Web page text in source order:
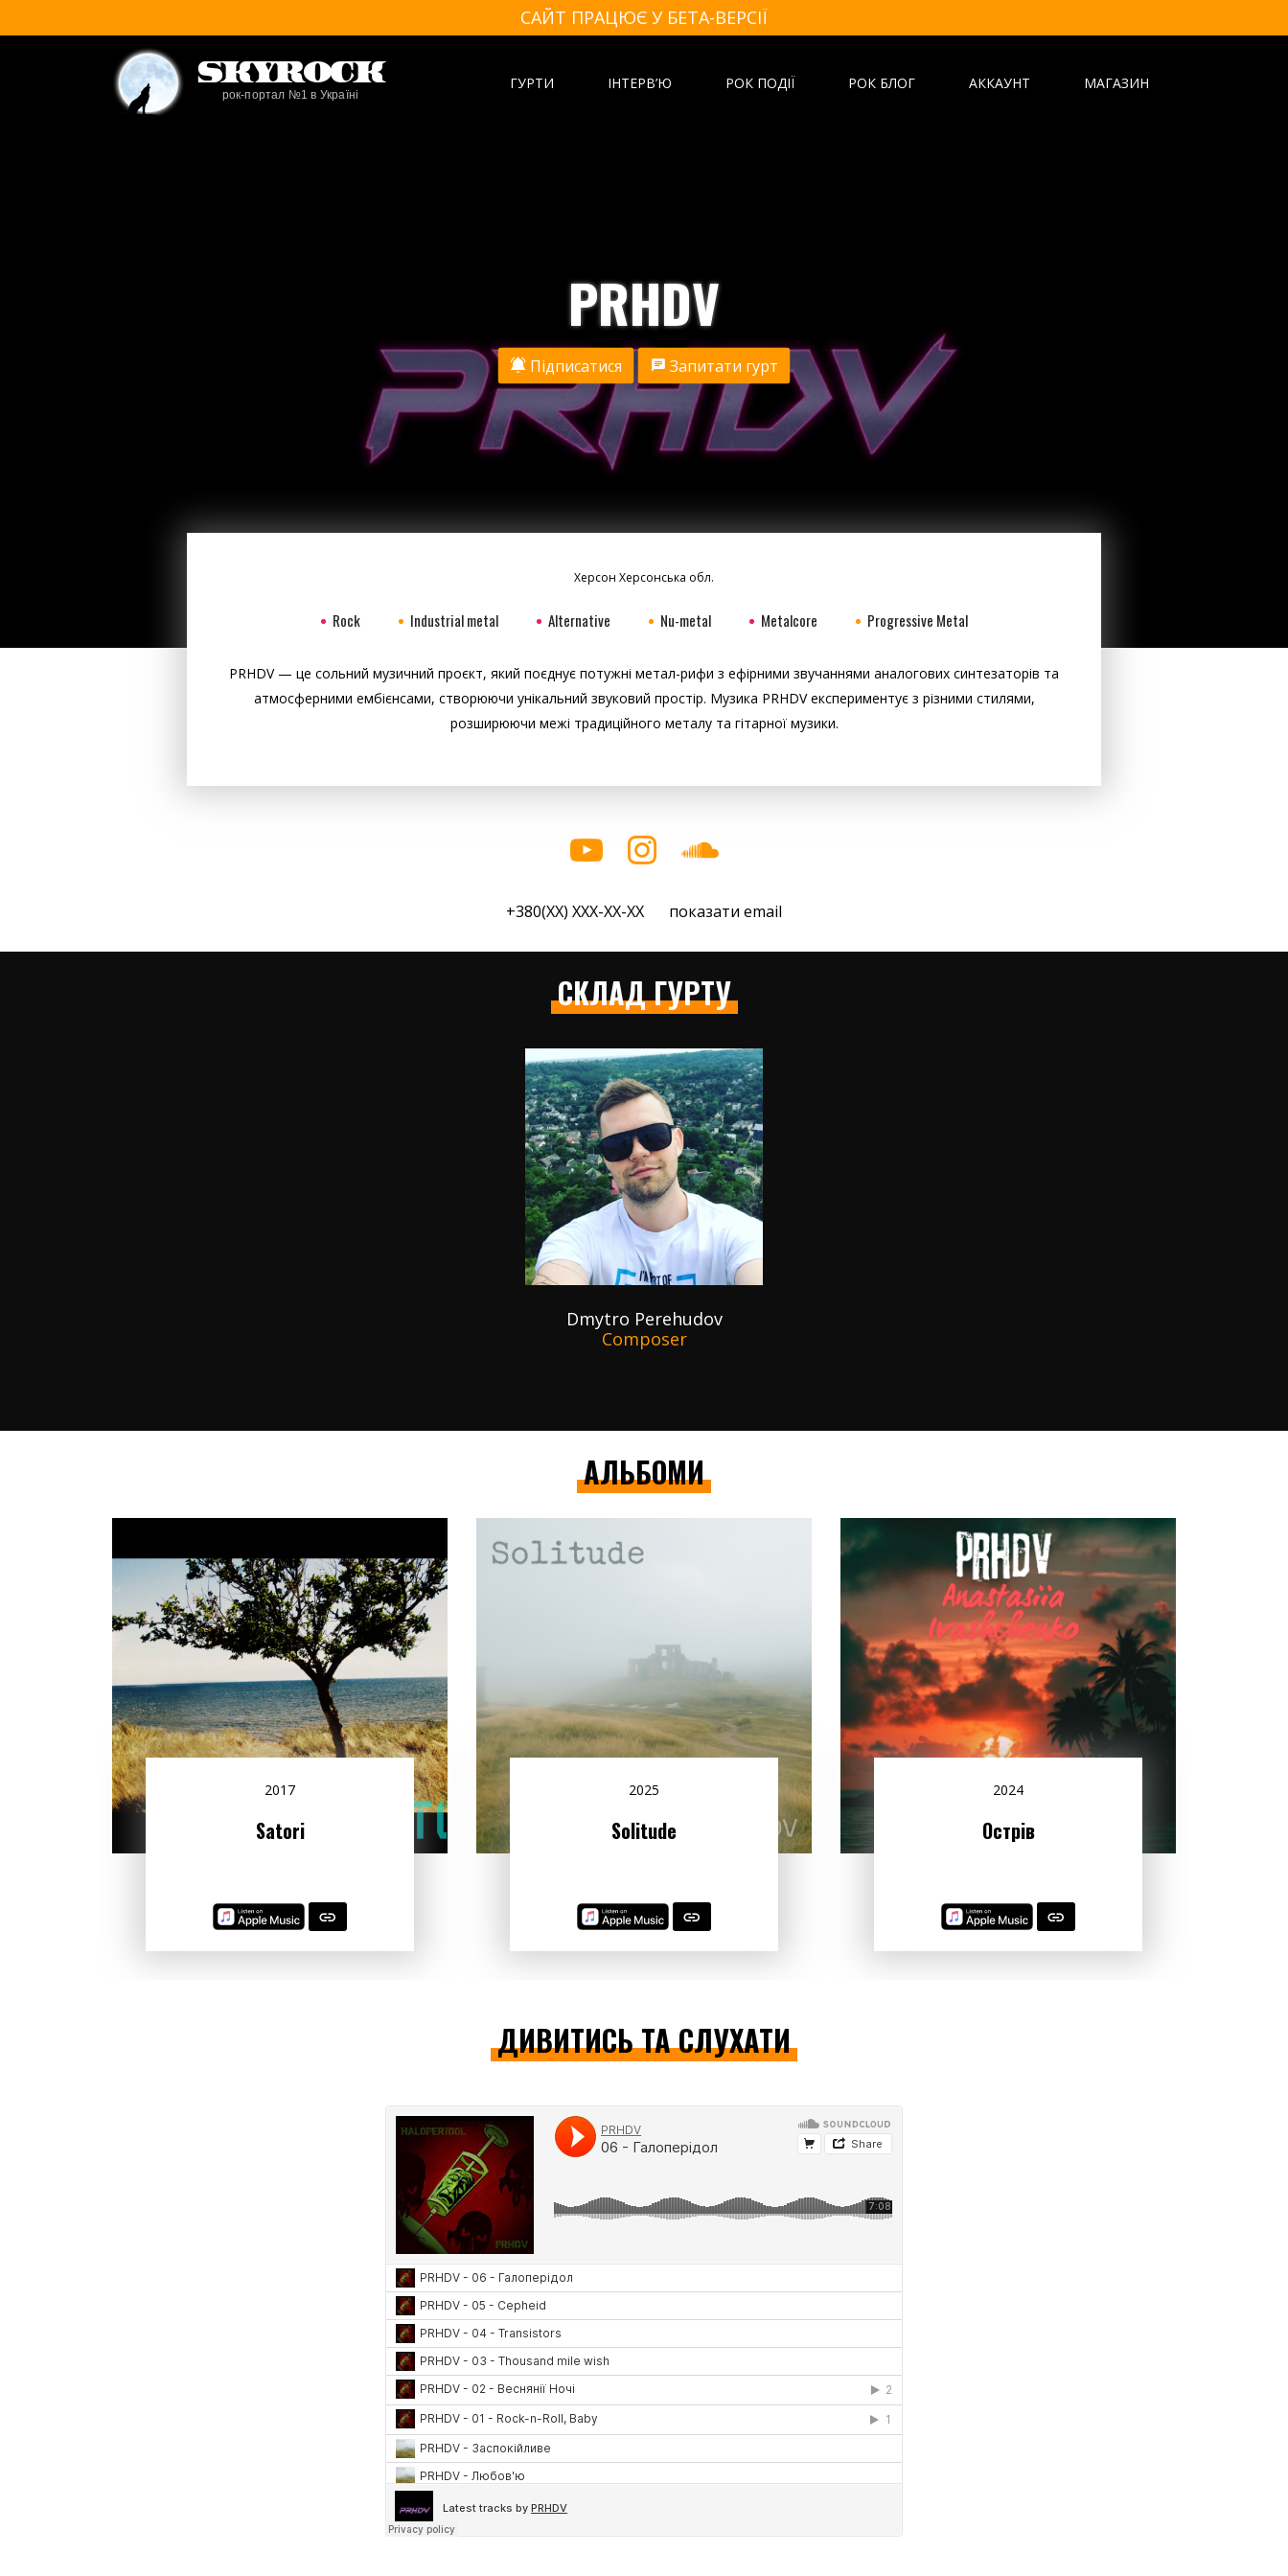
САЙТ ПРАЦЮЄ У БЕТА-ВЕРСІЇ
SkyRock
рок-портал №1 в Україні
ГУРТИ ІНТЕРВ’Ю РОК ПОДІЇ РОК БЛОГ АККАУНТ МАГАЗИН
PRHDV
Підписатися Запитати гурт
Херсон Херсонська обл.
Rock Industrial metal Alternative Nu-metal Metalcore Progressive Metal
PRHDV — це сольний музичний проєкт, який поєднує потужні метал-рифи з ефірними звучаннями аналогових синтезаторів та
атмосферними ембієнсами, створюючи унікальний звуковий простір. Музика PRHDV експериментує з різними стилями,
розширюючи межі традиційного металу та гітарної музики.
+380(XX) XXX-XX-XX показати email
СКЛАД ГУРТУ
Dmytro Perehudov
Composer
АЛЬБОМИ
2017
Satori
2025
Solitude
2024
Острів
ДИВИТИСЬ ТА СЛУХАТИ